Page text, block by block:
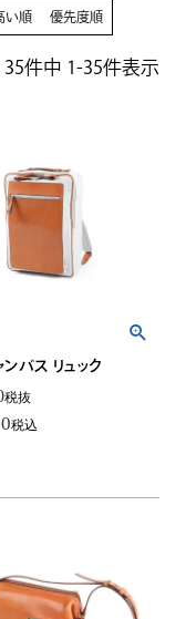
い順 優先度順
35件中 1-35件表示
バス リュック
税抜
税込